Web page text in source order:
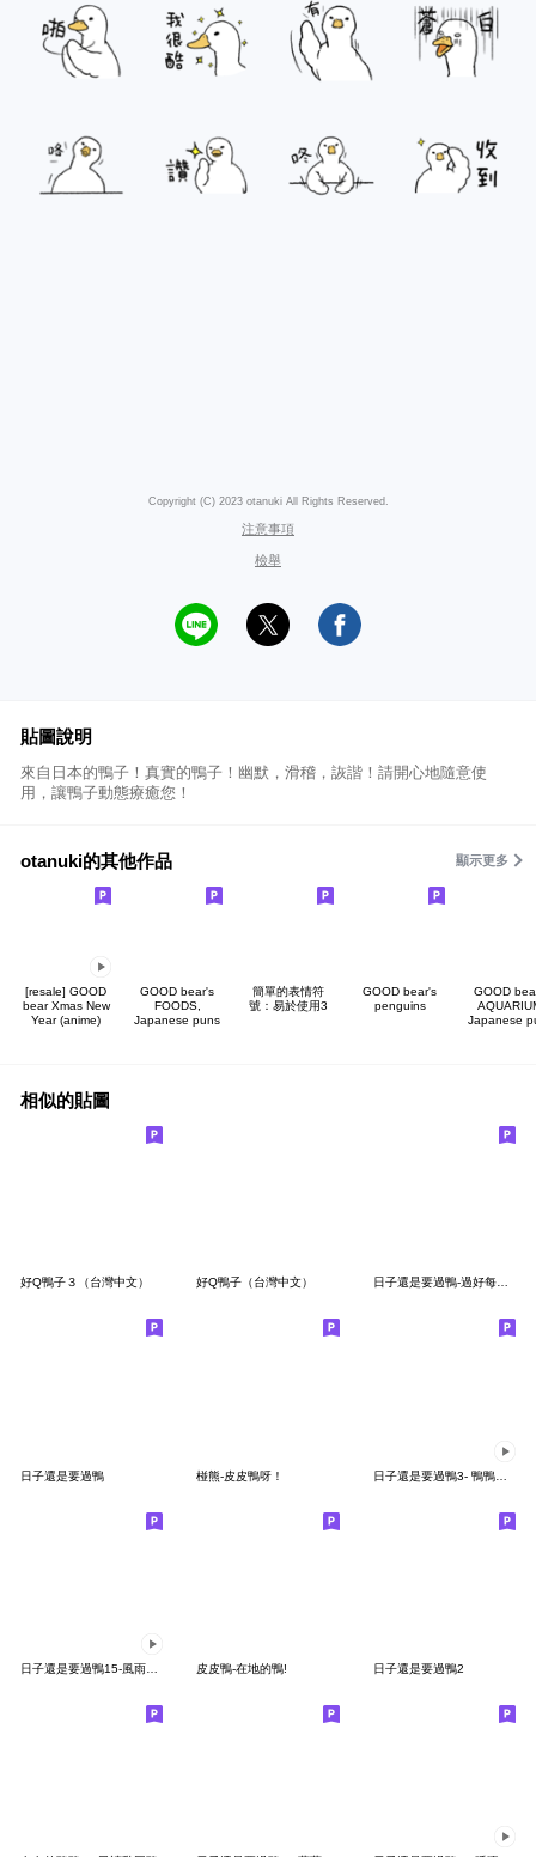
Copyright (C) 2023 otanuki All Rights Reserved.
注意事項
檢舉
貼圖說明
來自日本的鴨子！真實的鴨子！幽默，滑稽，詼諧！請開心地隨意使
用，讓鴨子動態療癒您！
otanuki的其他作品 顯示更多
[resale] GOOD
bear Xmas New
Year (anime)
GOOD bear's
FOODS,
Japanese puns
簡單的表情符
號：易於使用3
GOOD bear's
penguins
GOOD
Japanese
相似的貼圖
好Q鴨子３（台灣中文） 好Q鴨子（台灣中文） 日子還是要過鴨-過好每一天鴨。
日子還是要過鴨 椪熊-皮皮鴨呀！ 日子還是要過鴨3- 鴨鴨動起來！
皮皮鴨-在地的鴨! 日子還是要過鴨2